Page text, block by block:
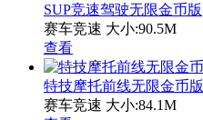
SUP竞速驾驶无限金币版
赛车竞速 大小:90.5M
查看
特技摩托前线无限金币版
赛车竞速 大小:84.1M